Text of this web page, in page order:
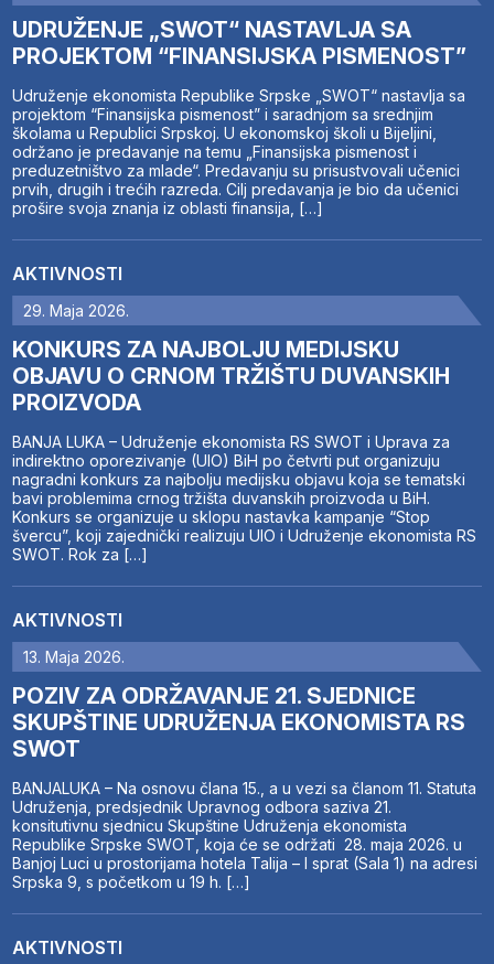
UDRUŽENJE „SWOT“ NASTAVLJA SA
PROJEKTOM “FINANSIJSKA PISMENOST”
Udruženje ekonomista Republike Srpske „SWOT“ nastavlja sa
projektom “Finansijska pismenost” i saradnjom sa srednjim
školama u Republici Srpskoj. U ekonomskoj školi u Bijeljini,
održano je predavanje na temu „Finansijska pismenost i
preduzetništvo za mlade“. Predavanju su prisustvovali učenici
prvih, drugih i trećih razreda. Cilj predavanja je bio da učenici
prošire svoja znanja iz oblasti finansija, […]
AKTIVNOSTI
29. Maja 2026.
KONKURS ZA NAJBOLJU MEDIJSKU
OBJAVU O CRNOM TRŽIŠTU DUVANSKIH
PROIZVODA
BANJA LUKA – Udruženje ekonomista RS SWOT i Uprava za
indirektno oporezivanje (UIO) BiH po četvrti put organizuju
nagradni konkurs za najbolju medijsku objavu koja se tematski
bavi problemima crnog tržišta duvanskih proizvoda u BiH.
Konkurs se organizuje u sklopu nastavka kampanje “Stop
švercu”, koji zajednički realizuju UIO i Udruženje ekonomista RS
SWOT. Rok za […]
AKTIVNOSTI
13. Maja 2026.
POZIV ZA ODRŽAVANJE 21. SJEDNICE
SKUPŠTINE UDRUŽENJA EKONOMISTA RS
SWOT
BANJALUKA – Na osnovu člana 15., a u vezi sa članom 11. Statuta
Udruženja, predsjednik Upravnog odbora saziva 21.
konsitutivnu sjednicu Skupštine Udruženja ekonomista
Republike Srpske SWOT, koja će se održati 28. maja 2026. u
Banjoj Luci u prostorijama hotela Talija – I sprat (Sala 1) na adresi
Srpska 9, s početkom u 19 h. […]
AKTIVNOSTI